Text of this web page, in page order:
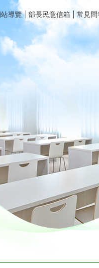
導覽 部長民意信箱 常見問